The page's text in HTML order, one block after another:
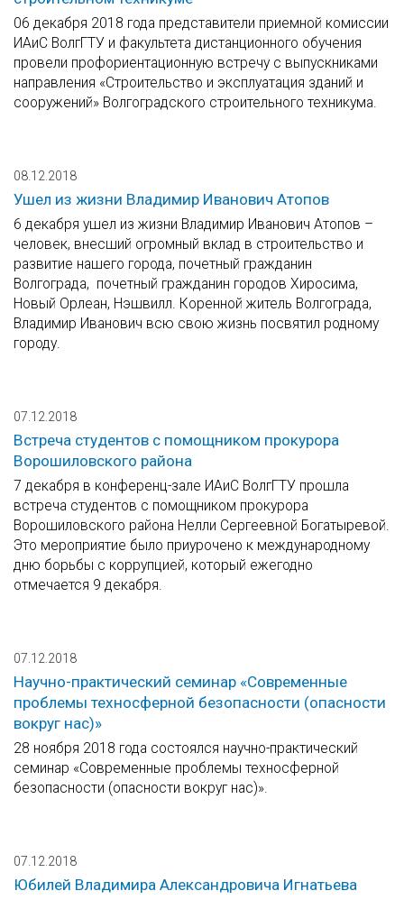
06 декабря 2018 года представители приемной комиссии
ИАиС ВолгГТУ и факультета дистанционного обучения
провели профориентационную встречу с выпускниками
направления «Строительство и эксплуатация зданий и
сооружений» Волгоградского строительного техникума.
08.12.2018
Ушел из жизни Владимир Иванович Атопов
6 декабря ушел из жизни Владимир Иванович Атопов –
человек, внесший огромный вклад в строительство и
развитие нашего города, почетный гражданин
Волгограда, почетный гражданин городов Хиросима,
Новый Орлеан, Нэшвилл. Коренной житель Волгограда,
Владимир Иванович всю свою жизнь посвятил родному
городу.
07.12.2018
Встреча студентов с помощником прокурора
Ворошиловского района
7 декабря в конференц-зале ИАиС ВолгГТУ прошла
встреча студентов с помощником прокурора
Ворошиловского района Нелли Сергеевной Богатыревой.
Это мероприятие было приурочено к международному
дню борьбы с коррупцией, который ежегодно
отмечается 9 декабря.
07.12.2018
Научно-практический семинар «Современные
проблемы техносферной безопасности (опасности
вокруг нас)»
28 ноября 2018 года состоялся научно-практический
семинар «Современные проблемы техносферной
безопасности (опасности вокруг нас)».
07.12.2018
Юбилей Владимира Александровича Игнатьева